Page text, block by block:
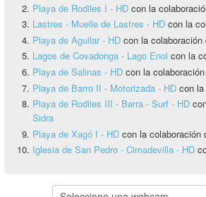
Playa de Rodiles I - HD con la
Lastres - Muelle de Lastres - HD con la
Playa de Aguilar - HD con la colaboración
Lagos de Covadonga - Lago Enol con la
Playa de Salinas - HD con la
Playa de Barro II - Motorizada - HD con
Playa de Rodiles III - Barra - Surf - HD
Sidra
Playa de Xagó I - HD con la colaboración
Iglesia de San Pedro - Cimadevilla - HD